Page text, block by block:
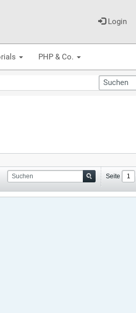
Login
PHP & Co.
Seite